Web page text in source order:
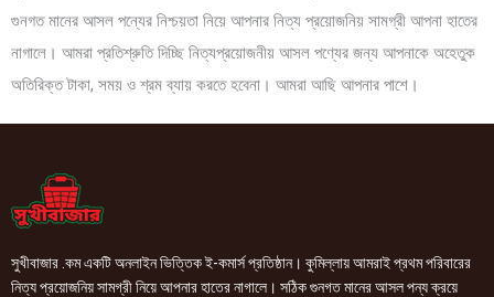
গুনগত মানের আসল পন্যের নিশ্চয়তা নিয়ে আপনার নিত্য প্রয়োজনিয় সামগ্রী আপনা হাতের
নাগালে। আমরা প্রতিশ্রুতি দিচ্ছি নিত্যপ্রয়োজনীয় আসল পণ্যের জন্য আপনাকে অহেতুক
অতিরিক্ত টাকা, সময় ও শ্রম ব্যায় করতে হবেনা। আমরা আছি আপনার পাশে।
সুখীবাজার .কম একটি অনলাইন ভিত্তিক ই-কমার্স প্রতিষ্ঠান। কুমিল্লায় আমরাই প্রথম পরিবারের
নিত্য প্রয়োজনিয় সামগ্রী নিয়ে আপনার হাতের নাগালে। সঠিক গুনগত মানের আসল পন্য ক্রয়ে